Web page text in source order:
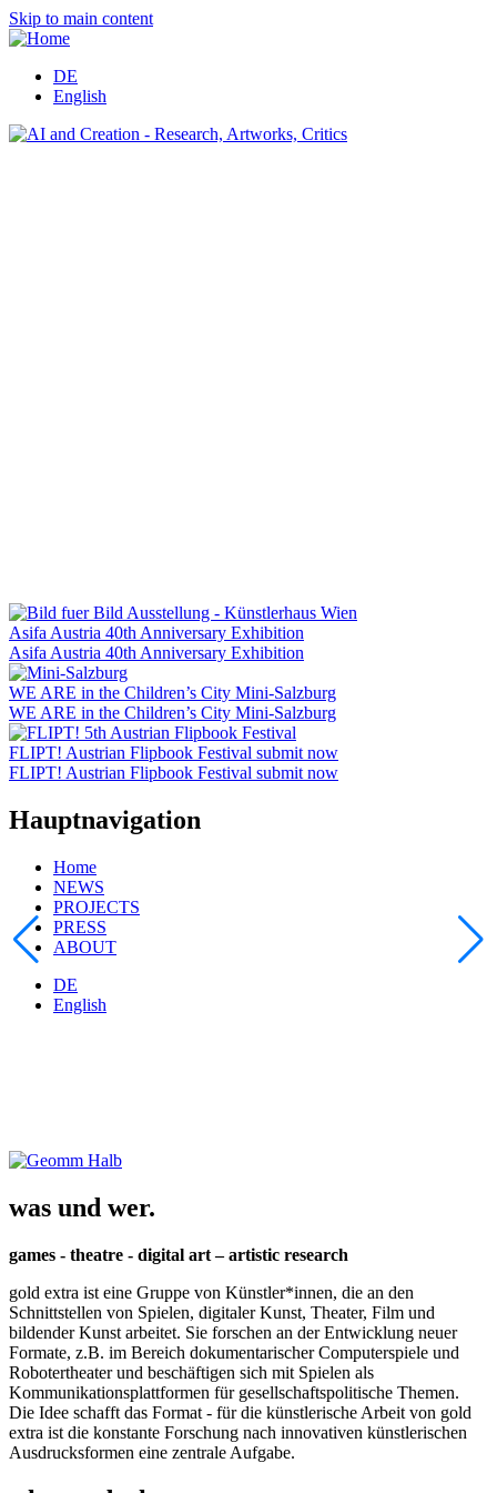
Skip to main content
DE
English
Asifa Austria 40th Anniversary Exhibition
Asifa Austria 40th Anniversary Exhibition
WE ARE in the Children’s City Mini-Salzburg
WE ARE in the Children’s City Mini-Salzburg
FLIPT! Austrian Flipbook Festival submit now
FLIPT! Austrian Flipbook Festival submit now
Hauptnavigation
Home
NEWS
PROJECTS
PRESS
ABOUT
DE
English
was und wer.
games - theatre - digital art – artistic research
gold extra ist eine Gruppe von Künstler*innen, die an den
Schnittstellen von Spielen, digitaler Kunst, Theater, Film und
bildender Kunst arbeitet. Sie forschen an der Entwicklung neuer
Formate, z.B. im Bereich dokumentarischer Computerspiele und
Robotertheater und beschäftigen sich mit Spielen als
Kommunikationsplattformen für gesellschaftspolitische Themen.
Die Idee schafft das Format - für die künstlerische Arbeit von gold
extra ist die konstante Forschung nach innovativen künstlerischen
Ausdrucksformen eine zentrale Aufgabe.